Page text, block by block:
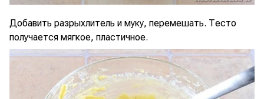
Добавить разрыхлитель и муку, перемешать. Тесто
получается мягкое, пластичное.